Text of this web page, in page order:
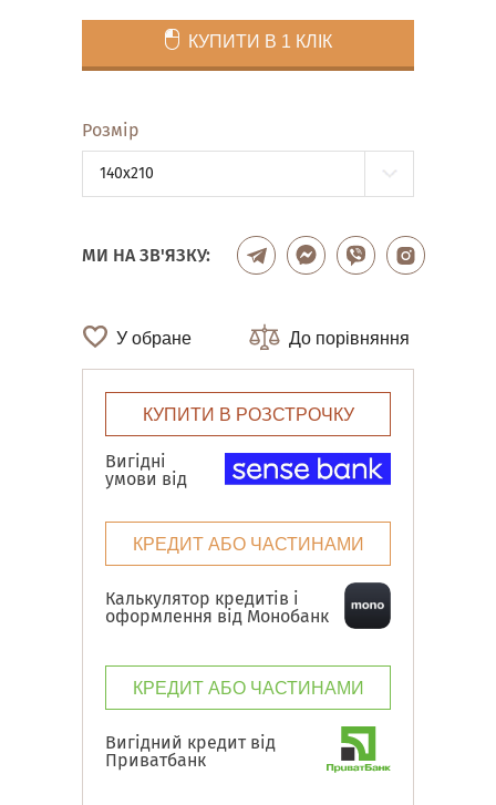
КУПИТИ В 1 КЛІК
Розмір
140x210
МИ НА ЗВ'ЯЗКУ:
У обране До порівняння
КУПИТИ В РОЗСТРОЧКУ
Вигідні
умови від
КРЕДИТ АБО ЧАСТИНАМИ
Калькулятор кредитів і
оформлення від Монобанк
КРЕДИТ АБО ЧАСТИНАМИ
Вигідний кредит від
Приватбанк